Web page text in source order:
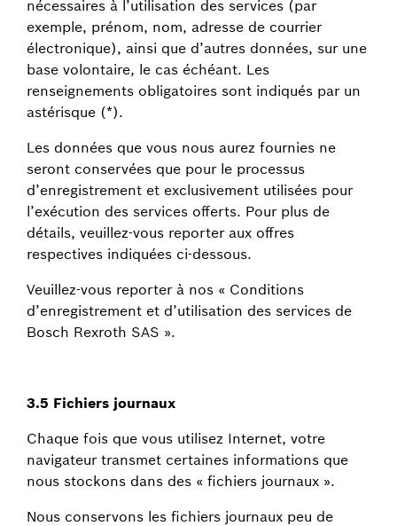
nécessaires à l’utilisation des services (par
exemple, prénom, nom, adresse de courrier
électronique), ainsi que d’autres données, sur une
base volontaire, le cas échéant. Les
renseignements obligatoires sont indiqués par un
astérisque (*).
Les données que vous nous aurez fournies ne
seront conservées que pour le processus
d’enregistrement et exclusivement utilisées pour
l’exécution des services offerts. Pour plus de
détails, veuillez-vous reporter aux offres
respectives indiquées ci-dessous.
Veuillez-vous reporter à nos « Conditions
d’enregistrement et d’utilisation des services de
Bosch Rexroth SAS ».
3.5 Fichiers journaux
Chaque fois que vous utilisez Internet, votre
navigateur transmet certaines informations que
nous stockons dans des « fichiers journaux ».
Nous conservons les fichiers journaux peu de